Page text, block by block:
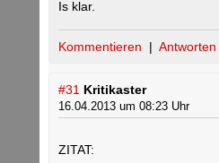
Is klar.
Kommentieren | Antworten
#31 Kritikaster
16.04.2013 um 08:23 Uhr
ZITAT: